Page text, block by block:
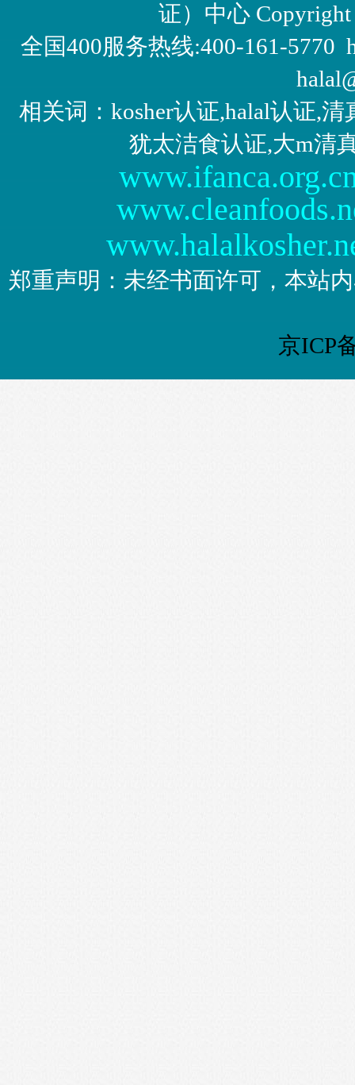
证）中心
全国400服务热线:400-161-5770
相关词：kosher认证,halal认证,
犹太洁食认证,大m清
郑重声明：未经书面许可，本站
京ICP